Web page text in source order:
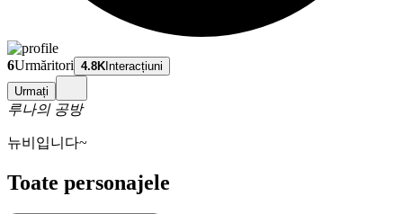
6Urmăritori 4.8K Interacțiuni
Urmați
루나의 공방
뉴비입니다~
Toate personajele